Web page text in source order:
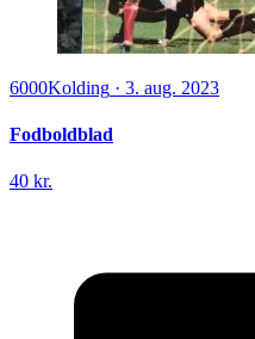
6000Kolding · 3. aug. 2023
Fodboldblad
40 kr.